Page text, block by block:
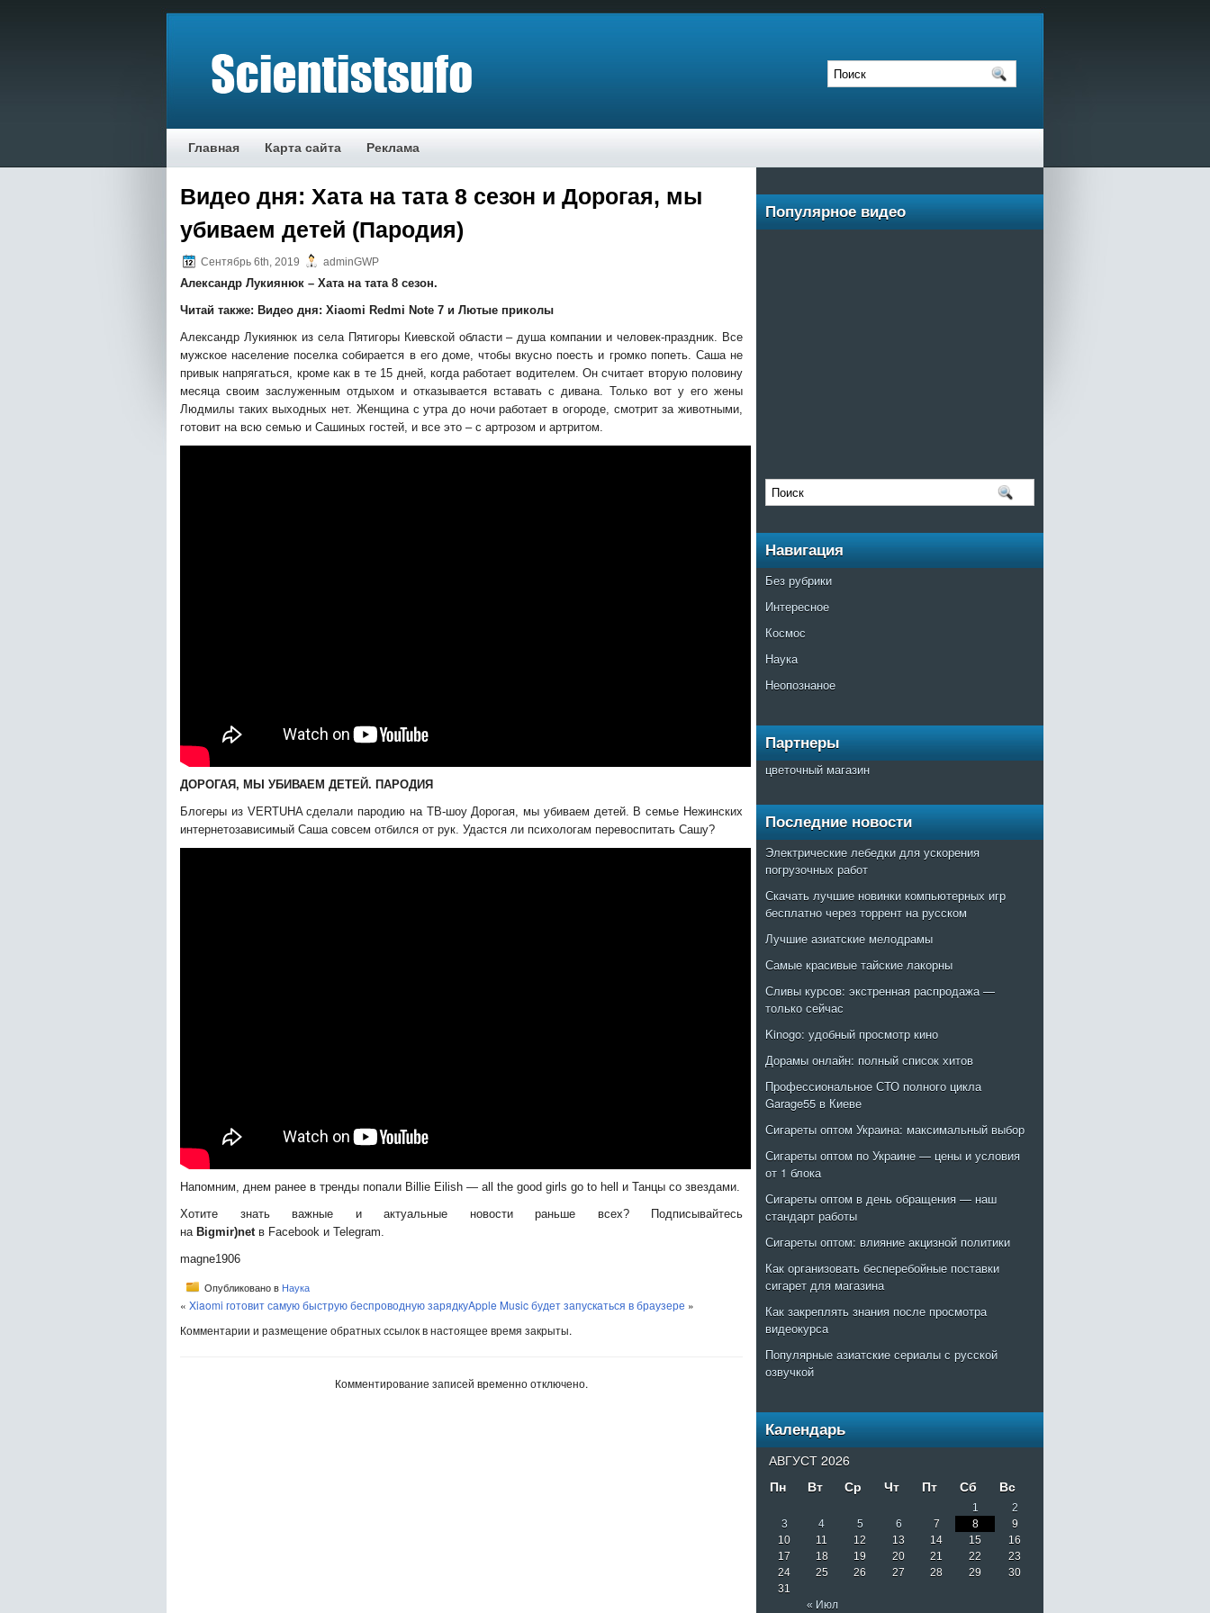
Главная Карта сайта Реклама
Видео дня: Хата на тата 8 сезон и Дорогая, мы
убиваем детей (Пародия)
Сентябрь 6th, 2019 adminGWP
Александр Лукиянюк – Хата на тата 8 сезон.
Читай также: Видео дня: Xiaomi Redmi Note 7 и Лютые приколы
Александр Лукиянюк из села Пятигоры Киевской области – душа компании и человек-праздник. Все
мужское население поселка собирается в его доме, чтобы вкусно поесть и громко попеть. Саша не
привык напрягаться, кроме как в те 15 дней, когда работает водителем. Он считает вторую половину
месяца своим заслуженным отдыхом и отказывается вставать с дивана. Только вот у его жены
Людмилы таких выходных нет. Женщина с утра до ночи работает в огороде, смотрит за животными,
готовит на всю семью и Сашиных гостей, и все это – с артрозом и артритом.
ДОРОГАЯ, МЫ УБИВАЕМ ДЕТЕЙ. ПАРОДИЯ
Блогеры из VERTUHA сделали пародию на ТВ-шоу Дорогая, мы убиваем детей. В семье Нежинских
интернетозависимый Саша совсем отбился от рук. Удастся ли психологам перевоспитать Сашу?
Напомним, днем ранее в тренды попали Billie Eilish — all the good girls go to hell и Танцы со звездами.
Хотите знать важные и актуальные новости раньше всех? Подписывайтесь
на Bigmir)netв Facebook и Telegram.
magne1906
Опубликовано в Наука
« Xiaomi готовит самую быструю беспроводную зарядкуApple Music будет запускаться в браузере »
Комментарии и размещение обратных ссылок в настоящее время закрыты.
Комментирование записей временно отключено.
Популярное видео
Навигация
Без рубрики
Интересное
Космос
Наука
Неопознаное
Партнеры
цветочный магазин
Последние новости
Электрические лебедки для ускорения
погрузочных работ
Скачать лучшие новинки компьютерных игр
бесплатно через торрент на русском
Лучшие азиатские мелодрамы
Самые красивые тайские лакорны
Сливы курсов: экстренная распродажа —
только сейчас
Kinogo: удобный просмотр кино
Дорамы онлайн: полный список хитов
Профессиональное СТО полного цикла
Garage55 в Киеве
Сигареты оптом Украина: максимальный выбор
Сигареты оптом по Украине — цены и условия
от 1 блока
Сигареты оптом в день обращения — наш
стандарт работы
Сигареты оптом: влияние акцизной политики
Как организовать бесперебойные поставки
сигарет для магазина
Как закреплять знания после просмотра
видеокурса
Популярные азиатские сериалы с русской
озвучкой
Календарь
АВГУСТ 2026
Пн
Вт Ср Чт Пт Сб Вс
« Июл
1
2
3
4 5 6 7 8
9
10
11 12 13 14 15
16
17
18 19 20 21 22
23
24
25 26 27 28 29
30
31